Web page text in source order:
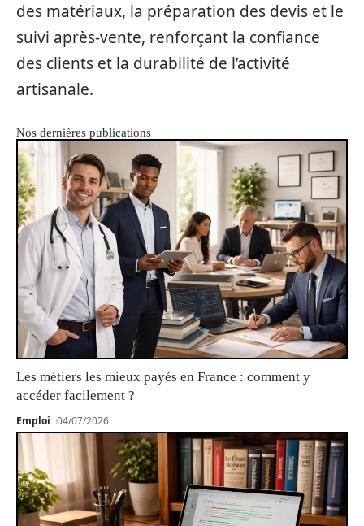
des matériaux, la préparation des devis et le
suivi après-vente, renforçant la confiance
des clients et la durabilité de l’activité
artisanale.
Nos dernières publications
Les métiers les mieux payés en France : comment y
accéder facilement ?
Emploi 04/07/2026